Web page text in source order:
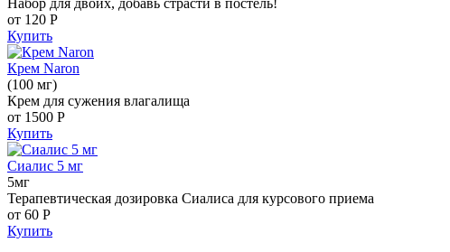
от 120 Р
Купить
Крем Naron
(100 мг)
Крем для сужения влагалища
от 1500 Р
Купить
Сиалис 5 мг
5мг
Терапевтическая дозировка Сиалиса для курсового приема
от 60 Р
Купить